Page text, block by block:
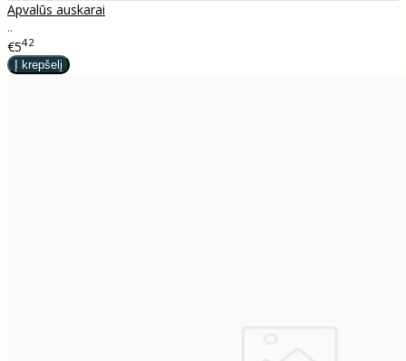
Apvalūs auskarai
..
€542